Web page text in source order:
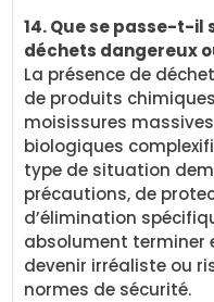
14. Que se passe-t-il
déchets dangereux
La présence de
de produits
moisissures
biologiques
type de situation
précautions, de
d’élimination
absolument terminer
devenir irréaliste ou
normes de sécurité.